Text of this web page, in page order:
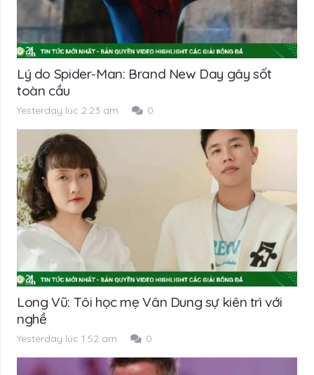
Lý do Spider-Man: Brand New Day gây sốt
toàn cầu
Yesterday lúc 2:23 am 0
Long Vũ: Tôi học mẹ Vân Dung sự kiên trì với
nghề
Yesterday lúc 1:52 am 0